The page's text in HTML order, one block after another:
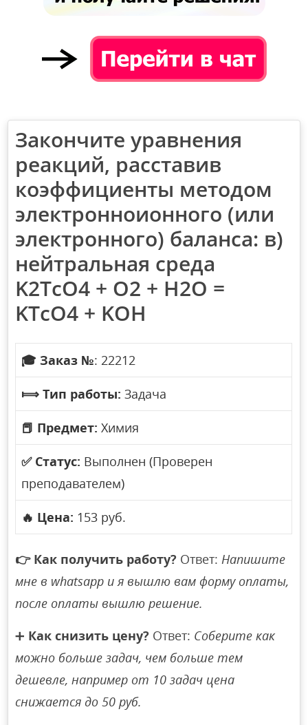
Закончите уравнения
реакций, расставив
коэффициенты методом
электронноионного (или
электронного) баланса: в)
нейтральная среда
K2TcO4 + O2 + H2O =
KTcO4 + KOH
🎓 Заказ №: 22212
⟾ Тип работы: Задача
📕 Предмет: Химия
✅ Статус: Выполнен (Проверен
преподавателем)
🔥 Цена: 153 руб.
👉 Как получить работу? Ответ:Напишите
мне в whatsapp и я вышлю вам форму оплаты,
после оплаты вышлю решение.
➕ Как снизить цену? Ответ: Соберите как
можно больше задач, чем больше тем
дешевле, например от 10 задач цена
снижается до 50 руб.